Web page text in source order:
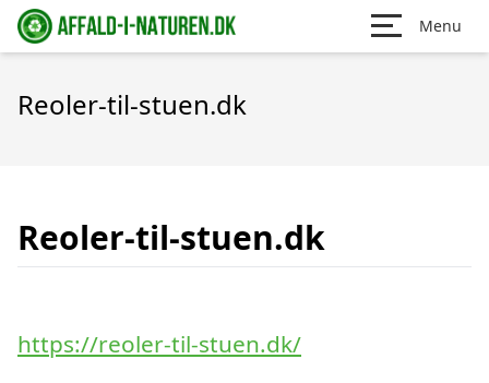
Menu
Reoler-til-stuen.dk
Reoler-til-stuen.dk
https://reoler-til-stuen.dk/